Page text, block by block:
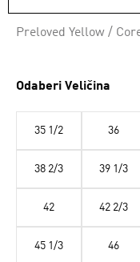
Preloved Yellow /
Odaberi Veličina
35 1/2 36
38 2/3 39 1/3
42 42 2/3
45 1/3 46